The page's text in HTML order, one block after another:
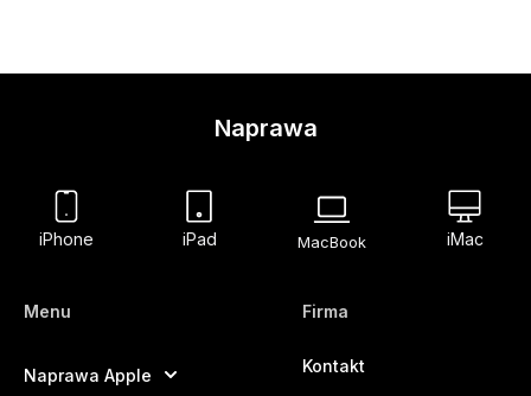
Naprawa
iPhone iPad MacBook iMac
Menu
Naprawa Apple
Firma
Kontakt